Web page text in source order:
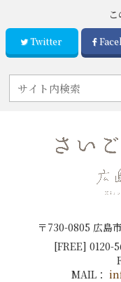
Twitter
〒730-0805 広島
[FREE]0120-
MAIL：